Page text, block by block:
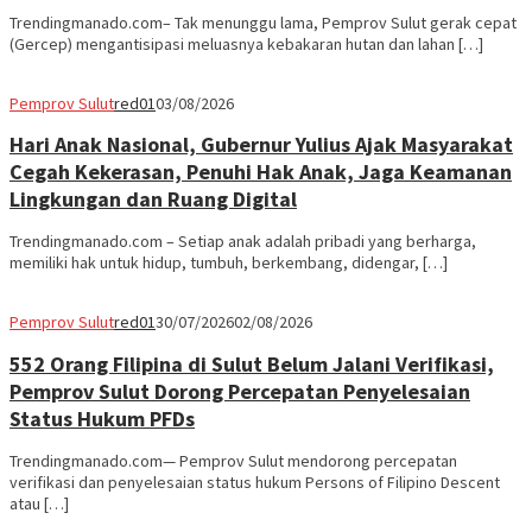
Trendingmanado.com– Tak menunggu lama, Pemprov Sulut gerak cepat
(Gercep) mengantisipasi meluasnya kebakaran hutan dan lahan […]
Pemprov Sulutred0103/08/2026
Hari Anak Nasional, Gubernur Yulius Ajak Masyarakat
Cegah Kekerasan, Penuhi Hak Anak, Jaga Keamanan
Lingkungan dan Ruang Digital
Trendingmanado.com – Setiap anak adalah pribadi yang berharga,
memiliki hak untuk hidup, tumbuh, berkembang, didengar, […]
Pemprov Sulutred0130/07/202602/08/2026
552 Orang Filipina di Sulut Belum Jalani Verifikasi,
Pemprov Sulut Dorong Percepatan Penyelesaian
Status Hukum PFDs
Trendingmanado.com— Pemprov Sulut mendorong percepatan
verifikasi dan penyelesaian status hukum Persons of Filipino Descent
atau […]